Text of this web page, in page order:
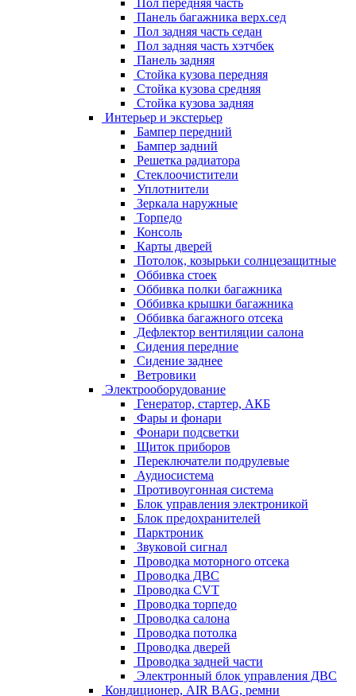
Пол передняя часть
Панель багажника верх.сед
Пол задняя часть седан
Пол задняя часть хэтчбек
Панель задняя
Стойка кузова передняя
Стойка кузова средняя
Стойка кузова задняя
Интерьер и экстерьер
Бампер передний
Бампер задний
Решетка радиатора
Стеклоочистители
Уплотнители
Зеркала наружные
Торпедо
Консоль
Карты дверей
Потолок, козырьки солнцезащитные
Оббивка стоек
Оббивка полки багажника
Оббивка крышки багажника
Оббивка багажного отсека
Дефлектор вентиляции салона
Сидения передние
Сидение заднее
Ветровики
Электрооборудование
Генератор, стартер, АКБ
Фары и фонари
Фонари подсветки
Щиток приборов
Переключатели подрулевые
Аудиосистема
Противоугонная система
Блок управления электроникой
Блок предохранителей
Парктроник
Звуковой сигнал
Проводка моторного отсека
Проводка ДВС
Проводка CVT
Проводка торпедо
Проводка салона
Проводка потолка
Проводка дверей
Проводка задней части
Электронный блок управления ДВС
Кондиционер, AIR BAG, ремни